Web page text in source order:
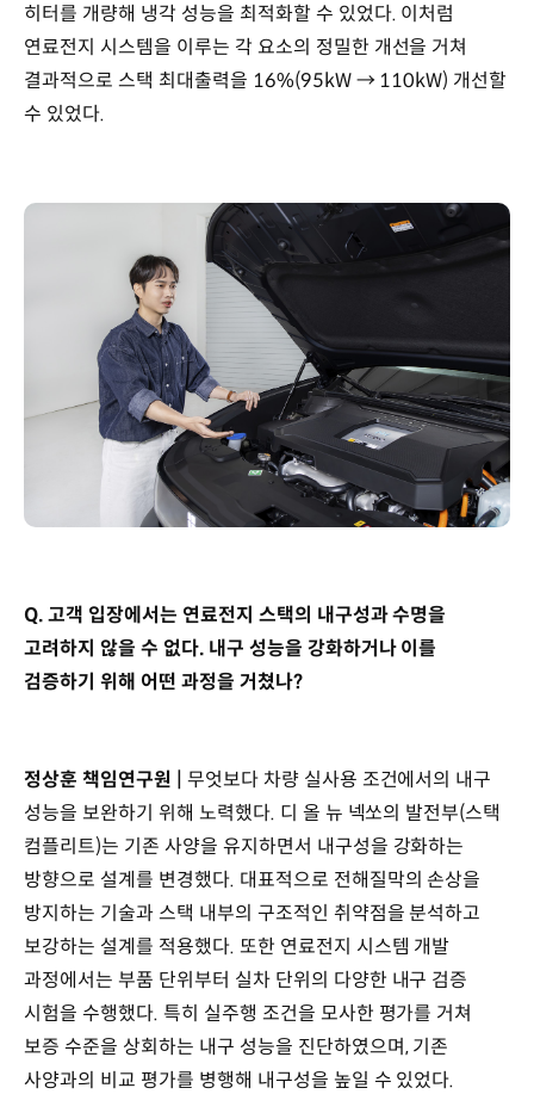
히터를 개량해 냉각 성능을 최적화할 수 있었다. 이처럼
연료전지 시스템을 이루는 각 요소의 정밀한 개선을 거쳐
결과적으로 스택 최대출력을 16%(95kW → 110kW) 개선할
수 있었다.
Q. 고객 입장에서는 연료전지 스택의 내구성과 수명을
고려하지 않을 수 없다. 내구 성능을 강화하거나 이를
검증하기 위해 어떤 과정을 거쳤나?
정상훈 책임연구원 | 무엇보다 차량 실사용 조건에서의 내구
성능을 보완하기 위해 노력했다. 디 올 뉴 넥쏘의 발전부(스택
컴플리트)는 기존 사양을 유지하면서 내구성을 강화하는
방향으로 설계를 변경했다. 대표적으로 전해질막의 손상을
방지하는 기술과 스택 내부의 구조적인 취약점을 분석하고
보강하는 설계를 적용했다. 또한 연료전지 시스템 개발
과정에서는 부품 단위부터 실차 단위의 다양한 내구 검증
시험을 수행했다. 특히 실주행 조건을 모사한 평가를 거쳐
보증 수준을 상회하는 내구 성능을 진단하였으며, 기존
사양과의 비교 평가를 병행해 내구성을 높일 수 있었다.